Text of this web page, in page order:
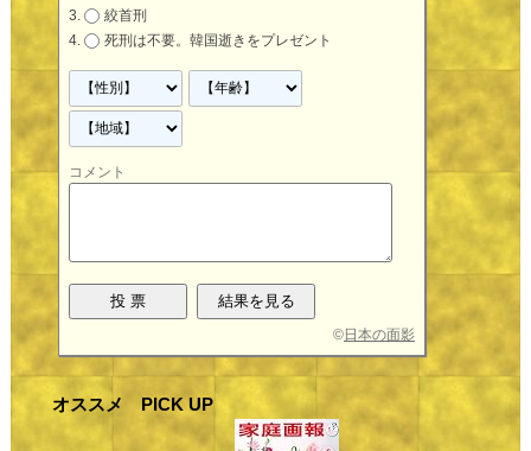
絞首刑
死刑は不要。韓国逝きをプレゼント
コメント
©日本の面影
オススメ PICK UP